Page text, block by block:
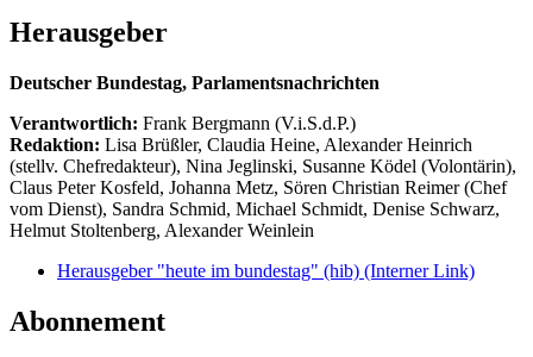
Herausgeber
Deutscher Bundestag, Parlamentsnachrichten
Verantwortlich: Frank Bergmann (V.i.S.d.P.)
Redaktion: Lisa Brüßler, Claudia Heine, Alexander Heinrich
(stellv. Chefredakteur), Nina Jeglinski, Susanne Ködel (Volontärin),
Claus Peter Kosfeld, Johanna Metz, Sören Christian Reimer (Chef
vom Dienst), Sandra Schmid, Michael Schmidt, Denise Schwarz,
Helmut Stoltenberg, Alexander Weinlein
Herausgeber "heute im bundestag" (hib) (Interner Link)
Abonnement